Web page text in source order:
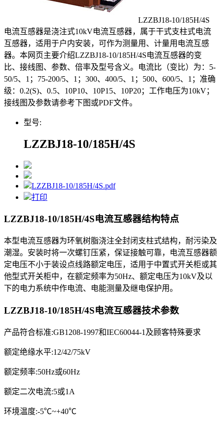
LZZBJ18-10/185H/4S
电流互感器是浇注式10kV电流互感器，属于干式支柱式电流
互感器，适用于户内安装，可作为测量用、计量用电流互感
器。本网页主要介绍LZZBJ18-10/185H/4S电流互感器的变
比、接线图、参数、倍率及型号含义。电流比（变比）为：5-
50/5、1；75-200/5、1；300、400/5、1；500、600/5、1；准确
级：0.2(S)、0.5、10P10、10P15、10P20；工作电压为10kV；
接线图及参数请参考下图或PDF文件。
型号:
LZZBJ18-10/185H/4S
LZZBJ18-10/185H/4S.pdf
打印
LZZBJ18-10/185H/4S电流互感器结构特点
本型电流互感器为环氧树脂浇注全封闭支柱式结构，耐污染及
潮湿。安装时将一次螺钉压紧，保证接触可靠，电流互感器额
定电压不小于装设点线路额定电压，适用于中置式开关柜或其
他型式开关柜中，在额定频率为50Hz、额定电压为10kV及以
下的电力系统中作电流、电能测量及继电保护用。
LZZBJ18-10/185H/4S电流互感器技术参数
产品符合标准:GB1208-1997和IEC60044-1及顾客特殊要求
额定绝缘水平:12/42/75kV
额定频率:50Hz或60Hz
额定二次电流:5或1A
环境温度:-5℃~+40℃